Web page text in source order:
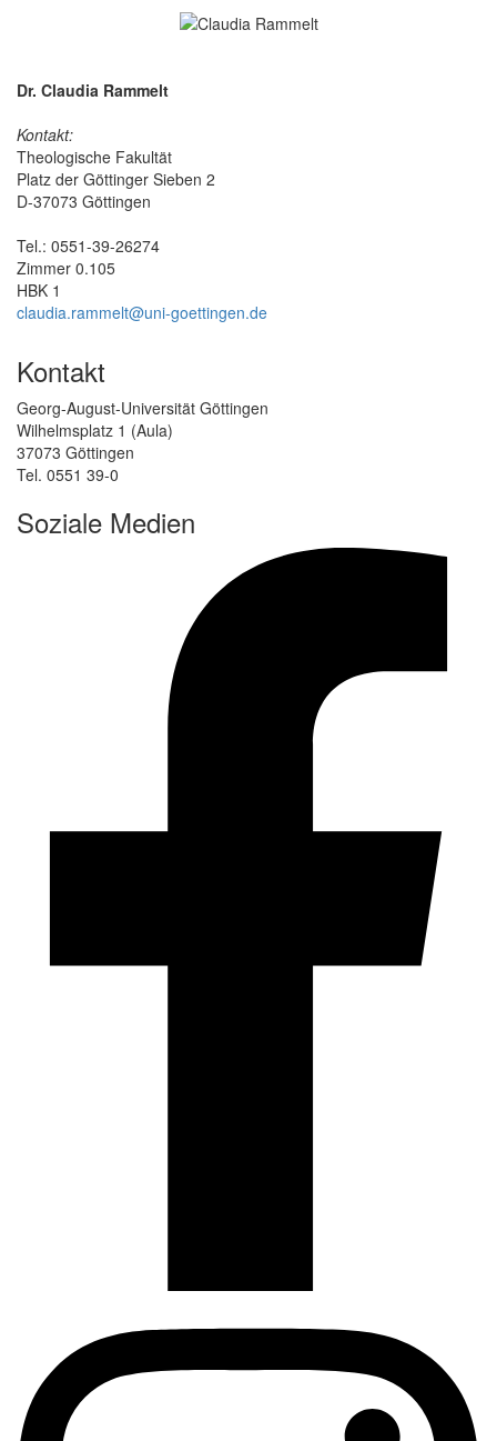
Dr. Claudia Rammelt
Kontakt:
Theologische Fakultät
Platz der Göttinger Sieben 2
D-37073 Göttingen
Tel.: 0551-39-26274
Zimmer 0.105
HBK 1
claudia.rammelt@uni-goettingen.de
Kontakt
Georg-August-Universität Göttingen
Wilhelmsplatz 1 (Aula)
37073 Göttingen
Tel. 0551 39-0
Soziale Medien